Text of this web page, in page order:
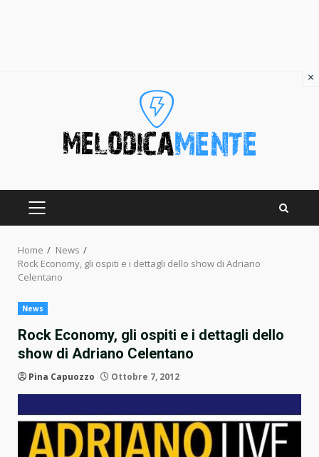
PRIMARY
Home
News
Rock Economy, gli ospiti e i dettagli dello show di Adriano
Celentano
News
Rock Economy, gli ospiti e i dettagli dello
show di Adriano Celentano
Pina Capuozzo Ottobre 7, 2012
×